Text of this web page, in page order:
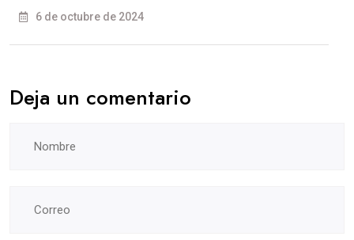
6 de octubre de 2024
Deja un comentario